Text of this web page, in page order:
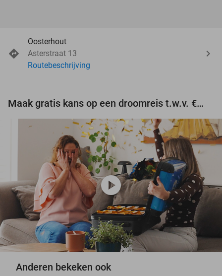
Oosterhout
Asterstraat 13
Routebeschrijving
Maak gratis kans op een droomreis t.w.v. €3.000!
play_circle
Anderen bekeken ook